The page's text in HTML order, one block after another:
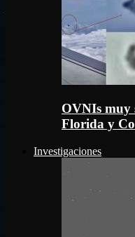
OVNIs muy
Florida y
Investigaciones